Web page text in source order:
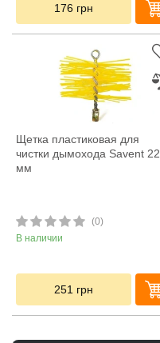
176 грн
Щетка пластиковая для
чистки дымохода Savent
мм
(0)
В наличии
251 грн